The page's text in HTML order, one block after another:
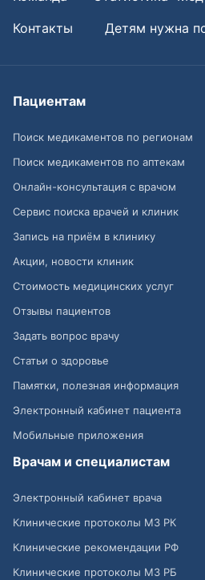
Контакты
Детям нужна
Пациентам
Поиск медикаментов по регионам
Поиск медикаментов по аптекам
Онлайн-консультация с врачом
Сервис поиска врачей и клиник
Запись на приём в клинику
Акции, новости клиник
Стоимость медицинских услуг
Отзывы пациентов
Задать вопрос врачу
Статьи о здоровье
Памятки, полезная информация
Электронный кабинет пациента
Мобильные приложения
Врачам и специалистам
Электронный кабинет врача
Клинические протоколы МЗ РК
Клинические рекомендации РФ
Клинические протоколы МЗ РБ